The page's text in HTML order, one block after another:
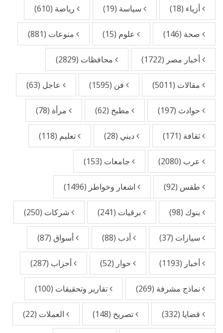
أزياء (18) سياسة (19) رياضة (610)
صحة (146) علوم (15) منوعات (881)
أخبار مصر (1722) محافظات (2829)
مقالات (5011) فن (1595) عاجل (63)
حوادث (197) مطبخ (62) مرأة (78)
ثقافة (171) ديني (28) تعليم (118)
عرب (2080) جامعات (153)
طقس (92) اشعار وخواطر (1496)
بنوك (98) برقيات (241) شركات (250)
سيارات (37) أدب (88) أسواق (87)
أخبار (1193) حوار (52) أحزاب (287)
نماذج مشرفة (269) تقارير وتحقيقات (100)
قضايا (332) تصريح (148) العملات (22)